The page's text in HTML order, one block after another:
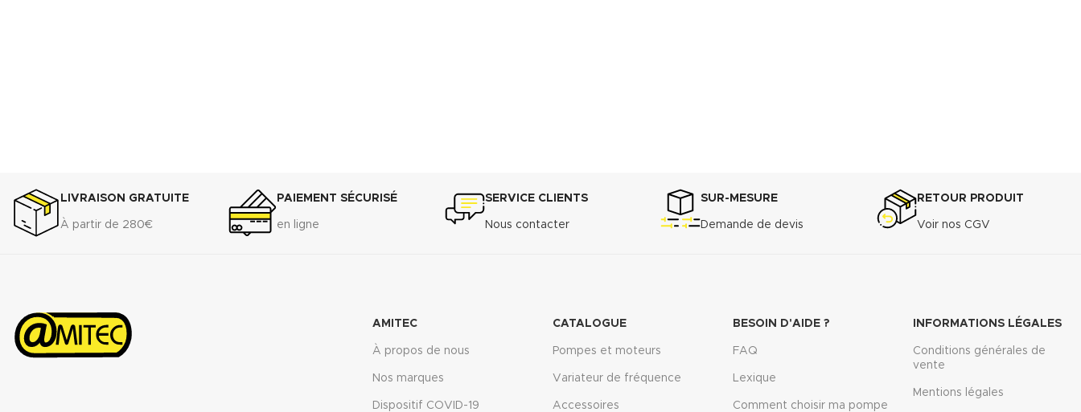
LIVRAISON GRATUITE
À partir de 280€
PAIEMENT SÉCURISÉ
en ligne
SERVICE CLIENTS
Nous contacter
SUR-MESURE
Demande de devis
RETOUR PRODUIT
Voir nos CGV
AMITEC
À propos de nous
Nos marques
Dispositif COVID-19
CATALOGUE
Pompes et moteurs
Variateur de fréquence
Accessoires
BESOIN D'AIDE ?
FAQ
Lexique
Comment choisir ma pompe
INFORMATIONS LÉGALES
Conditions générales de
vente
Mentions légales